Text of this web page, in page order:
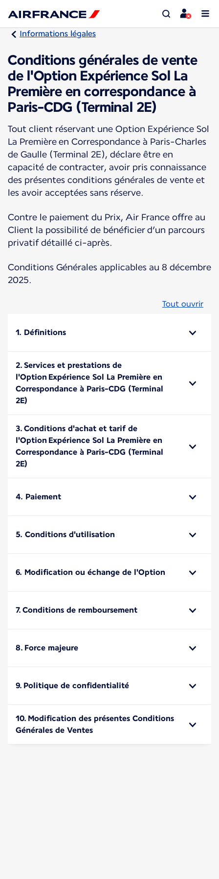
Informations légales
Conditions générales de vente
de l'Option Expérience Sol La
Première en correspondance à
Paris-CDG (Terminal 2E)
Tout client réservant une Option Expérience Sol
La Première en Correspondance à Paris-Charles
de Gaulle (Terminal 2E), déclare être en
capacité de contracter, avoir pris connaissance
des présentes conditions générales de vente et
les avoir acceptées sans réserve.
Contre le paiement du Prix, Air France offre au
Client la possibilité de bénéficier d’un parcours
privatif détaillé ci-après.
Conditions Générales applicables au 8 décembre
2025.
Tout ouvrir
1. Définitions
2. Services et prestations de
l'Option Expérience Sol La Première en
Correspondance à Paris-CDG (Terminal
2E)
3. Conditions d'achat et tarif de
l'Option Expérience Sol La Première en
Correspondance à Paris-CDG (Terminal
2E)
4. Paiement
5. Conditions d'utilisation
6. Modification ou échange de l'Option
7. Conditions de remboursement
8. Force majeure
9. Politique de confidentialité
10. Modification des présentes Conditions
Générales de Ventes